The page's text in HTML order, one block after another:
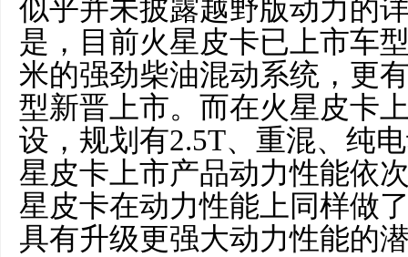
似乎并未披露越野版动力的
是，目前火星皮卡已上市车
米的强劲柴油混动系统，更
型新晋上市。而在火星皮卡
设，规划有2.5T、重混、纯
星皮卡上市产品动力性能依
星皮卡在动力性能上同样做
具有升级更强大动力性能的